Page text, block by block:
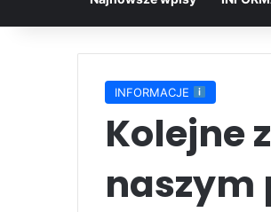
INFORMACJE
Kolejne
naszym